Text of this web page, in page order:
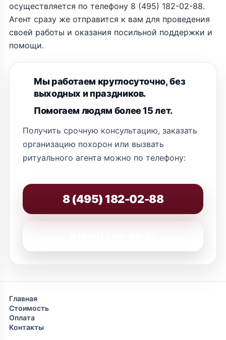
осуществляется по телефону 8 (495) 182-02-88.
Агент сразу же отправится к вам для проведения
своей работы и оказания посильной поддержки и
помощи.
Мы работаем круглосуточно, без
выходных и праздников.
Помогаем людям более 15 лет.
Получить срочную консультацию, заказать
организацию похорон или вызвать
ритуального агента можно по телефону:
8 (495) 182-02-88
Главная
Стоимость
Оплата
Контакты